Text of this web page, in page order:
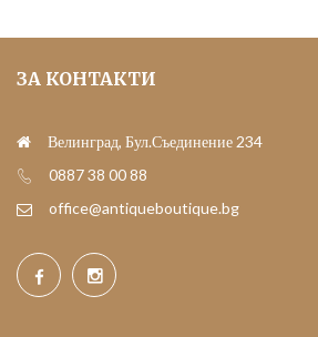
ЗА КОНТАКТИ
Велинград, Бул.Съединение 234
0887 38 00 88
office@antiqueboutique.bg